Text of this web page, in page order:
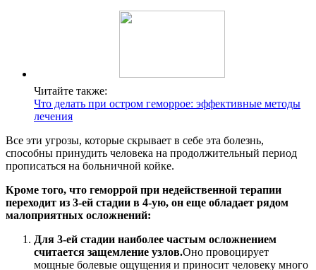
Читайте также:
Что делать при остром геморрое: эффективные методы
лечения
Все эти угрозы, которые скрывает в себе эта болезнь,
способны принудить человека на продолжительный период
прописаться на больничной койке.
Кроме того, что геморрой при недейственной терапии
переходит из 3-ей стадии в 4-ую, он еще обладает рядом
малоприятных осложнений:
Для 3-ей стадии наиболее частым осложнением
считается защемление узлов.Оно провоцирует
мощные болевые ощущения и приносит человеку много